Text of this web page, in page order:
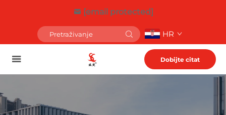
[email protected]
HR
Dobijte citat